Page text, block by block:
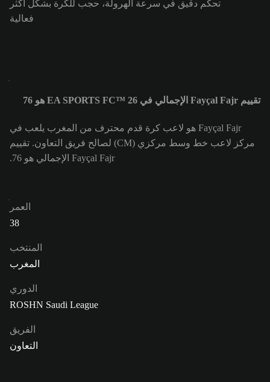
تحكّم دقيق في سرعة الهرولة، حجب للكرة بشكل أكثر
فعالية
تقييم Fayçal Fajr الإجمالي في EA SPORTS FC™ 26 هو 76
Fayçal Fajr هو لاعب كرة قدم محترف من المغرب يلعب في
مركز لاعب خط وسط مركزي (CM) لصالح فريق التعاون. تقييم
Fayçal Fajr الإجمالي هو 76.
العمر
38
المنتخب
المغرب
الدوري
ROSHN Saudi League
الفريق
التعاون